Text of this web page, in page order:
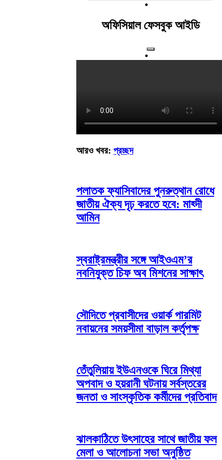
অফিসিয়াল ফেসবুক আইডি
আরও খবর: প্রচ্ছদ
পলাতক ফ্যাসিবাদের পুনরুত্থান রোধে
জাতীয় ঐক্য দৃঢ় করতে হবে: মাহ্দী
আমিন
স্বরাষ্ট্রমন্ত্রীর সঙ্গে আইওএম’র
নবনিযুক্ত চিফ অব মিশনের সাক্ষাৎ
সৌদিতে প্রবাসীদের ওয়ার্ক পারমিট
নবায়নের সময়সীমা বাড়াল কর্তৃপক্ষ
তেঁতুলিয়ায় ইউএনওকে ঘিরে মিথ্যা
অপবাদ ও হয়রানী ঘটনায় সর্বস্তরের
জনতা ও সাংস্কৃতিক কর্মীদের প্রতিবাদ
ঝালকাঠিতে উৎসাহের সাথে জাতীয় ফল
মেলা ও আলোচনা সভা অনুষ্ঠিত